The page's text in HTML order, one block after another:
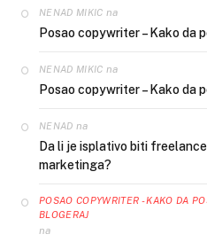
NENAD MIKIC na
Posao copywriter – Kako da
NENAD MIKIC na
Posao copywriter – Kako da
NENAD na
Da li je isplativo biti
marketinga?
POSAO COPYWRITER - KAKO DA
BLOGERAJ
na